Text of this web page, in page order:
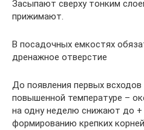
Засыпают сверху тонким
прижимают.
В посадочных емкостях
дренажное отверстие
До появления первых
повышенной температуре –
на одну неделю снижают до +
формированию крепких